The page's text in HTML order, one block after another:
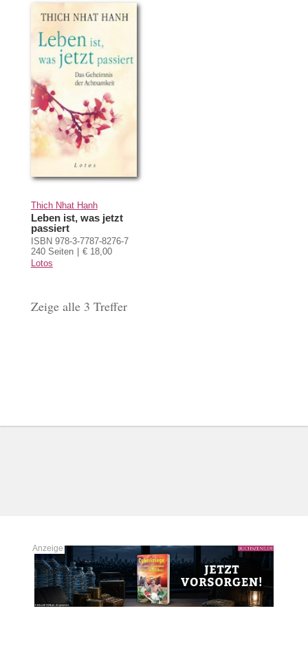
Thich Nhat Hanh
Leben ist, was jetzt
passiert
ISBN 978-3-7787-8276-7
240 Seiten
€ 18,00
Lotos
Zeige alle 3 Treffer